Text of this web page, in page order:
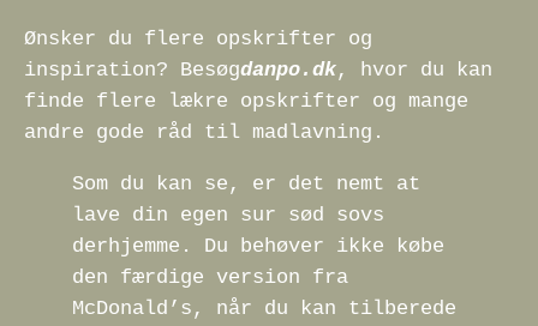
Ønsker du flere opskrifter og
inspiration? Besøgdanpo.dk, hvor du kan
finde flere lækre opskrifter og mange
andre gode råd til madlavning.
Som du kan se, er det nemt at
lave din egen sur sød sovs
derhjemme. Du behøver ikke købe
den færdige version fra
McDonald’s, når du kan tilberede